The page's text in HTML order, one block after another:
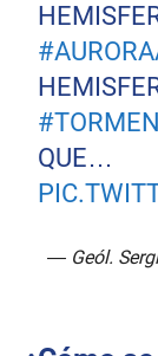
QUE…
— Geól.